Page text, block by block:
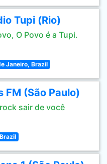
Tupi (Rio)
O Povo é a Tupi.
Janeiro, Brazil
FM (São Paulo)
sair de você